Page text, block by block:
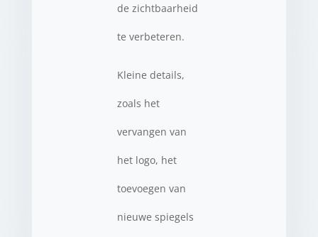
de zichtbaarheid
te verbeteren.
Kleine details,
zoals het
vervangen van
het logo, het
toevoegen van
nieuwe spiegels